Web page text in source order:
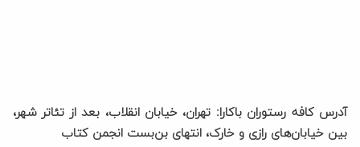
آدرس کافه رستوران باکارا: تهران، خیابان انقلاب، بعد از تئاتر شهر،
بین خیابان‌های رازی و خارک، انتهای بن‌بست انجمن کتاب